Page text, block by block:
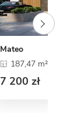
Mateo
187,47 m²
7 200 zł